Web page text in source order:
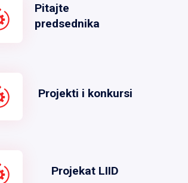
Pitajte
predsednika
Projekti i konkursi
Projekat LIID